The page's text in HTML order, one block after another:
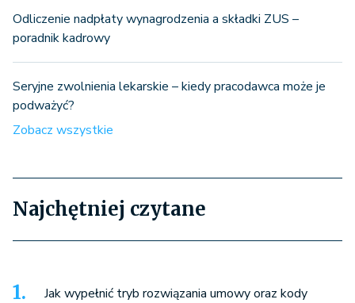
Odliczenie nadpłaty wynagrodzenia a składki ZUS –
poradnik kadrowy
Seryjne zwolnienia lekarskie – kiedy pracodawca może je
podważyć?
Zobacz wszystkie
Najchętniej czytane
Jak wypełnić tryb rozwiązania umowy oraz kody